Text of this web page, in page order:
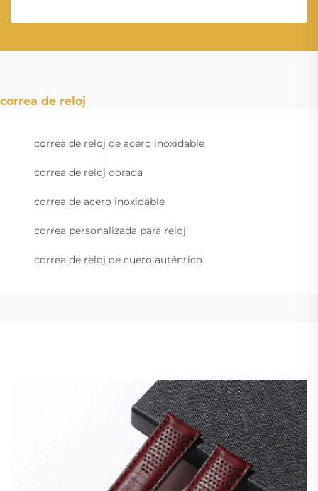
correa de reloj
correa de reloj de acero inoxidable
correa de reloj dorada
correa de acero inoxidable
correa personalizada para reloj
correa de reloj de cuero auténtico